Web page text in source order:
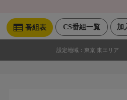
加
CS番組一覧
番組表
設定地域： 東京 東エリア